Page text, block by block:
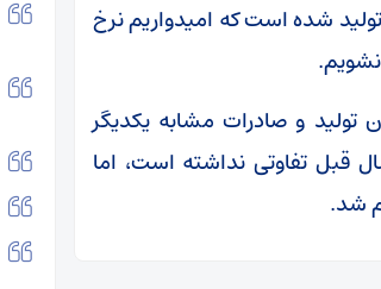
داخل طی این مدت ۶۰ هزارتن کره تولید شده است که امیدواریم نرخ
و صادرات مشابه یکدیگر
تفاوتی نداشته است، اما
شد.